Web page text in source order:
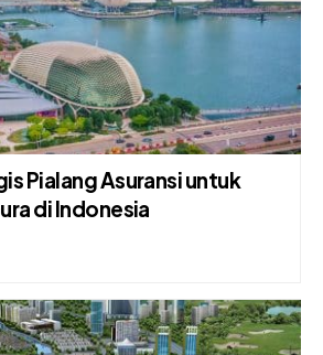
Pialang Asuransi untuk
di Indonesia